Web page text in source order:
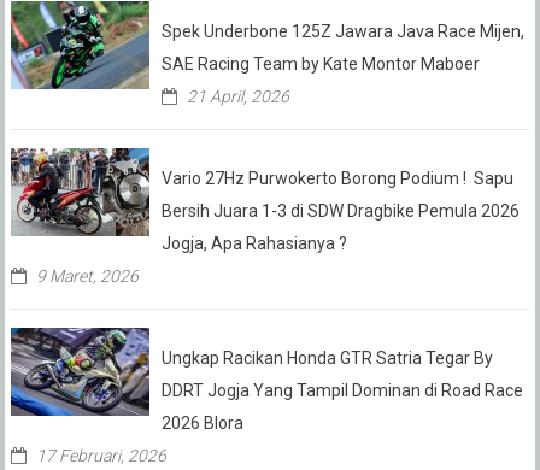
Spek Underbone 125Z Jawara Java Race Mijen,
SAE Racing Team by Kate Montor Maboer
21 April, 2026
Vario 27Hz Purwokerto Borong Podium ! Sapu
Bersih Juara 1-3 di SDW Dragbike Pemula 2026
Jogja, Apa Rahasianya ?
9 Maret, 2026
Ungkap Racikan Honda GTR Satria Tegar By
DDRT Jogja Yang Tampil Dominan di Road Race
2026 Blora
17 Februari, 2026